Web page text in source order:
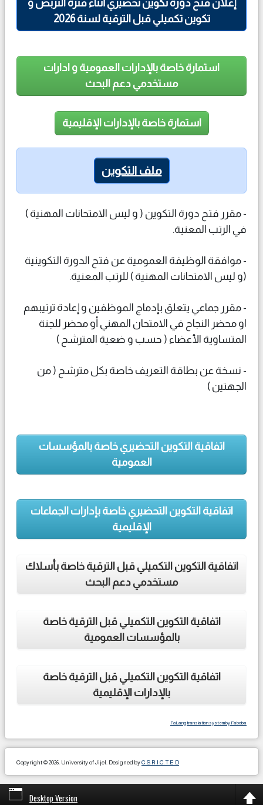
إعلان فتح دورة تكوين تحضيري أثناء فترة التربص و
تكوين تكميلي قبل الترقية لسنة 2026
استمارة خاصة بالإدارات العمومية و ادارات
مستخدمي دعم البحث
استمارة خاصة بالإدارات الإقليمية
ملف التكوين
- مقرر فتح دورة التكوين ( و ليس الامتحانات المهنية )
في الرتب المعنية.
- موافقة الوظيفة العمومية عن فتح الدورة التكوينية
(و ليس الامتحانات المهنية ) للرتب المعنية.
- مقرر جماعي يتعلق بإدماج الموظفين و إعادة ترتيبهم
او محضر النجاح في الامتحان المهني أو محضر للجنة
المتساوية الأعضاء ( حسب و ضعية المترشح )
- نسخة عن بطاقة التعريف خاصة بكل مترشح ( من
الجهتين )
اتفاقية التكوين التحضيري خاصة بالمؤسسات
العمومية
اتفاقية التكوين التحضيري خاصة بإدارات الجماعات
الإقليمية
اتفاقية التكوين التكميلي قبل الترقية خاصة بأسلاك
مستخدمي دعم البحث
اتفاقية التكوين التكميلي قبل الترقية خاصة
بالمؤسسات العمومية
اتفاقية التكوين التكميلي قبل الترقية خاصة
بالإدارات الإقليمية
FaLang translation system by Faboba
Copyright © 2026. University of Jijel. Designed byC.S.R.I.C.T.E.D
Desktop Version